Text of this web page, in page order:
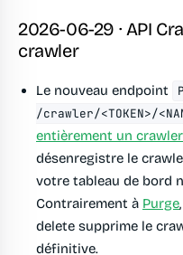
2026-06-29 · API
crawler
Le nouveau endpoint
/crawler/<TOKEN>/
entièrement un crawler
désenregistre le
votre tableau de bord
Contrairement à Purge
delete supprime le
définitive.